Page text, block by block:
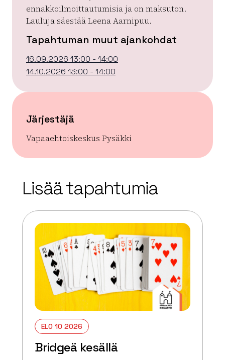
ennakkoilmoittautumisia ja on maksuton.
Lauluja säestää Leena Aarnipuu.
Tapahtuman muut ajankohdat
16.09.2026 13:00 - 14:00
14.10.2026 13:00 - 14:00
Järjestäjä
Vapaaehtoiskeskus Pysäkki
OpenStreetMap
Lisää tapahtumia
ELO 10 2026
Bridgeä kesällä